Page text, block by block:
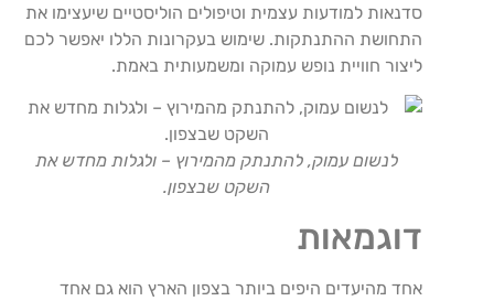
סדנאות למודעות עצמית וטיפולים הוליסטיים שיעצימו את
התחושת ההתנתקות. שימוש בעקרונות הללו יאפשר לכם
ליצור חוויית נופש עמוקה ומשמעותית באמת.
לנשום עמוק, להתנתק מהמירוץ – ולגלות מחדש את
השקט שבצפון.
דוגמאות
אחד מהיעדים היפים ביותר בצפון הארץ הוא גם אחד